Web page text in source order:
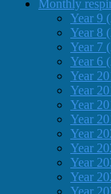
Monthly
Year 9
Year 8
Year 7
Year 6
Year
Year
Year
Year
Year
Year
Year
Year
Year